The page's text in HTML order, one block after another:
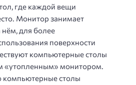
где каждой вещи
Монитор занимает
нём, для более
поверхности
компьютерные столы
«утопленным» монитором.
компьютерные столы